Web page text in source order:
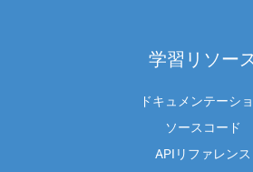
学習リソー
ドキュメンテーシ
ソースコード
APIリファレンス